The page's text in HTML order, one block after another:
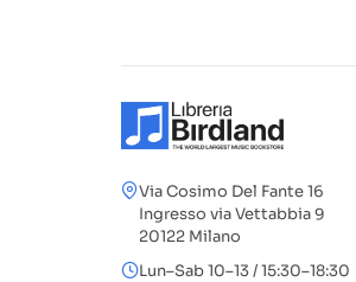
Via Cosimo Del Fante 16
Ingresso via Vettabbia 9
20122 Milano
Lun–Sab 10–13 / 15:30–18:30